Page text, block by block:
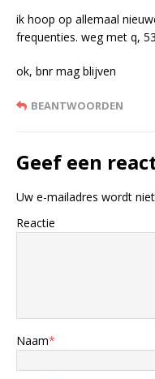
ik hoop op allemaal
frequenties. weg met q,
ok, bnr mag blijven
BEANTWOORDEN
Geef een
Uw e-mailadres wordt
Reactie
Naam*